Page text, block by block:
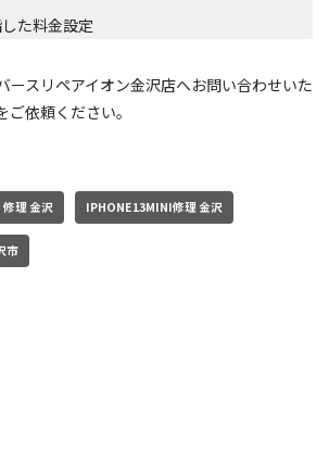
た料金設定
ースリペアイオン金沢店へお問い合わせいた
依頼ください。
理 金沢 IPHONE13MINI修理 金沢
市